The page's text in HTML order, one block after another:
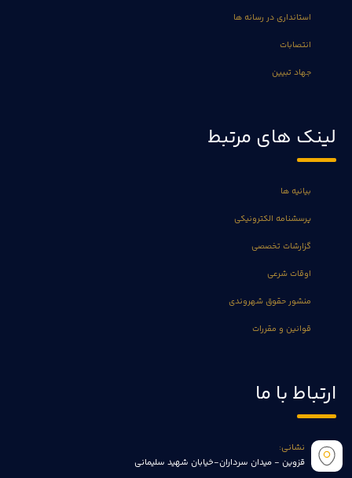
استانداری در رسانه ها
انتصابات
جهاد تبیین
لینک های مرتبط
بیانیه ها
پرسشنامه الکترونیکی
گزارشات تخصصی
اوقات شرعی
منشور حقوق شهروندی
قوانین و مقررات
ارتباط با ما
نشانی:
قزوین - میدان سرداران-خیابان شهید سلیمانی